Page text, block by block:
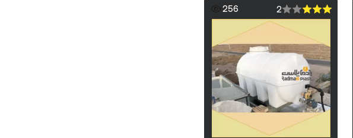
2
256